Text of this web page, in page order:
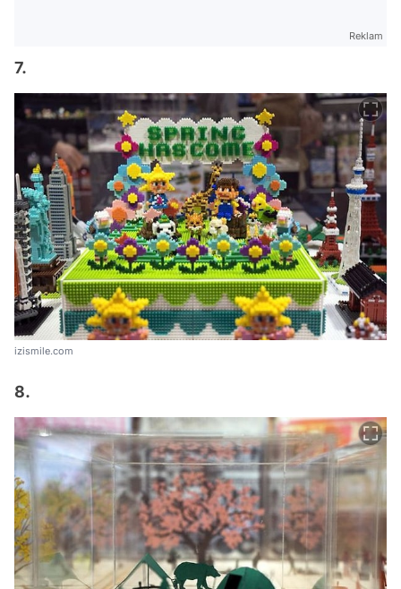
Reklam
7.
izismile.com
8.